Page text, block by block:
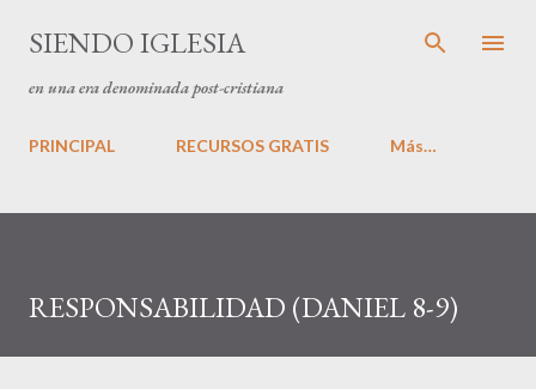
Ir al contenido principal
SIENDO IGLESIA
en una era denominada post-cristiana
PRINCIPAL RECURSOS GRATIS Más…
RESPONSABILIDAD (DANIEL 8-9)